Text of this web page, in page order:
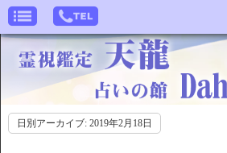
日別アーカイブ: 2019年2月18日